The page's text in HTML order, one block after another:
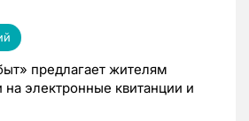
предлагает жителям
на электронные квитанции и